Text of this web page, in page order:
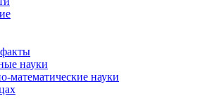
науки
математические науки